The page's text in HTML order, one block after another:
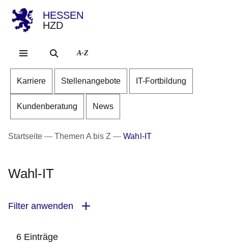
HESSEN
HZD
A-Z
Karriere Stellenangebote IT-Fortbildung
Kundenberatung News
Startseite Themen A bis Z Wahl-IT
Wahl-IT
Filter anwenden
6 Einträge